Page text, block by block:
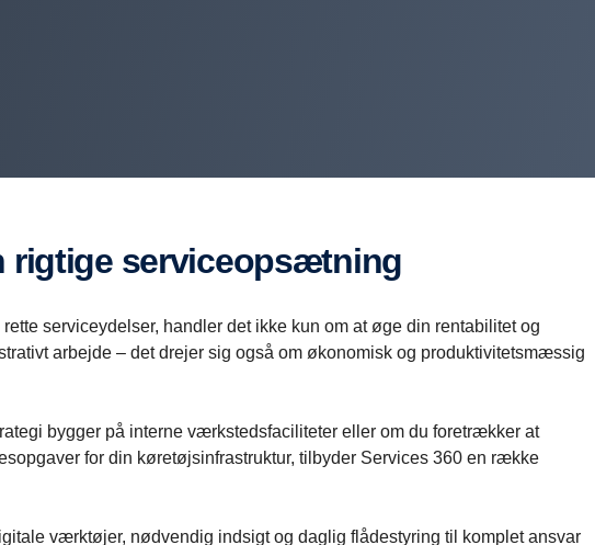
rigtige serviceopsætning
serviceydelser, handler det ikke kun om at øge din rentabilitet og
arbejde – det drejer sig også om økonomisk og produktivitetsmæssig
bygger på interne værkstedsfaciliteter eller om du foretrækker at
for din køretøjsinfrastruktur, tilbyder Services 360 en række
værktøjer, nødvendig indsigt og daglig flådestyring til komplet ansvar